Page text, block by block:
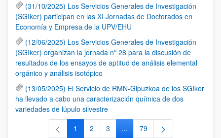
(31/10/2025) Los Servicios Generales de Investigación
(SGIker) participan en las XI Jornadas de Doctorados en
Economía y Empresa de la UPV/EHU
(12/06/2025) Los Servicios Generales de Investigación
(SGIker) organizan la jornada nº 28 para la discusión de
resultados de los ensayos de aptitud de análisis elemental
orgánico y análisis isotópico
(13/05/2025) El Servicio de RMN-Gipuzkoa de los SGIker
ha llevado a cabo una caracterización química de dos
variedades de lúpulo silvestre
Página
1 Página
2 Página
3 ...Páginas intermedias Use TAB
Página
79